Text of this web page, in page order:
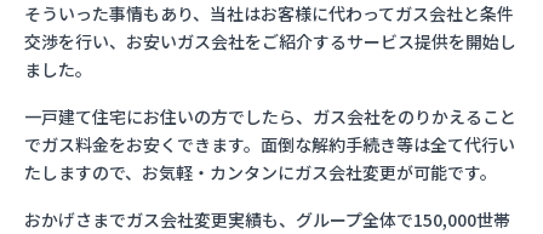
そういった事情もあり、当社はお客様に代わってガス会社と条件
交渉を行い、お安いガス会社をご紹介するサービス提供を開始し
ました。
一戸建て住宅にお住いの方でしたら、ガス会社をのりかえること
でガス料金をお安くできます。面倒な解約手続き等は全て代行い
たしますので、お気軽・カンタンにガス会社変更が可能です。
おかげさまでガス会社変更実績も、グループ全体で150,000世帯